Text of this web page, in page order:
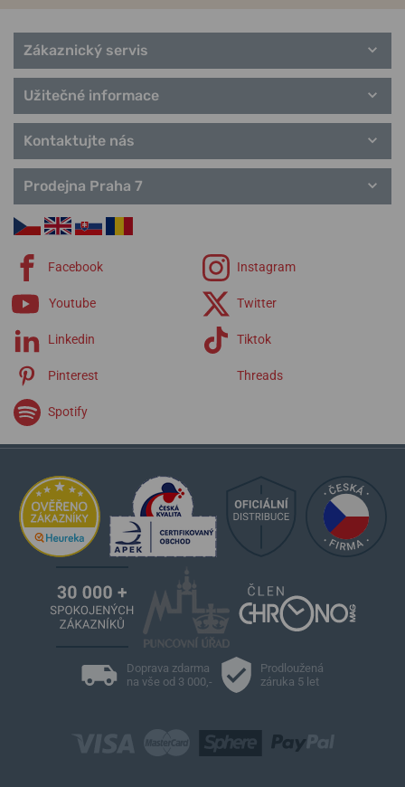
Zákaznický servis
Užitečné informace
Kontaktujte nás
Prodejna Praha 7
Facebook Instagram
Youtube Twitter
Linkedin Tiktok
Pinterest Threads
Spotify
Doprava zdarma
na vše od 3 000,-
Prodloužená
záruka 5 let